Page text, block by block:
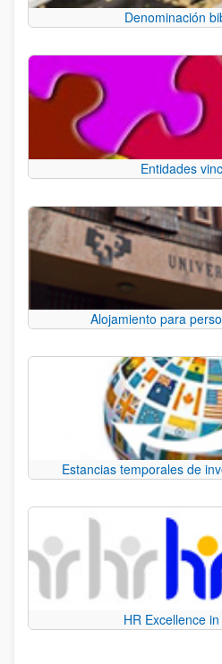
Denominación
Entidades
Alojamiento para
Estancias temporales de
HR Excellence